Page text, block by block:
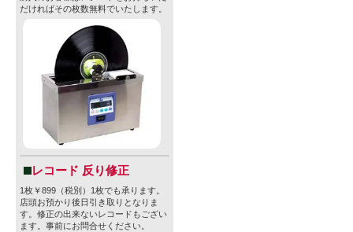
だければその枚数無料でいたします。
レコード 反り修正
1枚￥899（税別）1枚でも承ります。
店頭お預かり後日引き取りとなりま
す。修正の出来ないレコードもござい
ます。事前にお問合せください。